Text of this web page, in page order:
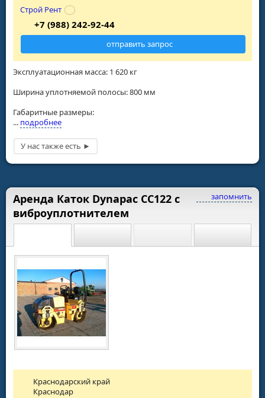
Эксплуатационная масса: 1 620 кг
Ширина уплотняемой полосы: 800 мм
Габаритные размеры:
... подробнее
Строй Рент
+7 (988) 242-92-44
отправить запрос
запомнить
Аренда Каток Dynapac CC122 с
виброуплотнителем
Краснодарский край
Краснодар